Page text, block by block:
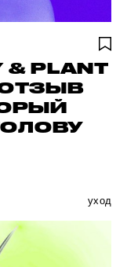
PLANT
ОТЗЫВ
уход